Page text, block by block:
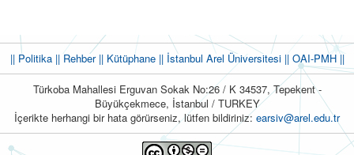
|| Politika|| Rehber|| Kütüphane|| İstanbul Arel Üniversitesi ||OAI-PMH ||
Türkoba Mahallesi Erguvan Sokak No:26 / K 34537, Tepekent -
Büyükçekmece, İstanbul / TURKEY
İçerikte herhangi bir hata görürseniz, lütfen bildiriniz: earsiv@arel.edu.tr